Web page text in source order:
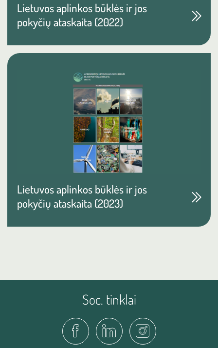
Lietuvos aplinkos būklės ir jos
pokyčių ataskaita (2022)
Lietuvos aplinkos būklės ir jos
pokyčių ataskaita (2023)
Soc. tinklai